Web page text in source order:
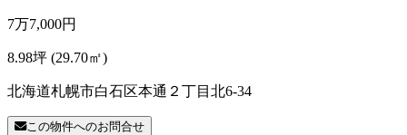
7万7,000円
8.98坪 (29.70㎡)
北海道札幌市白石区本通２丁目北6-34
この物件へのお問合せ